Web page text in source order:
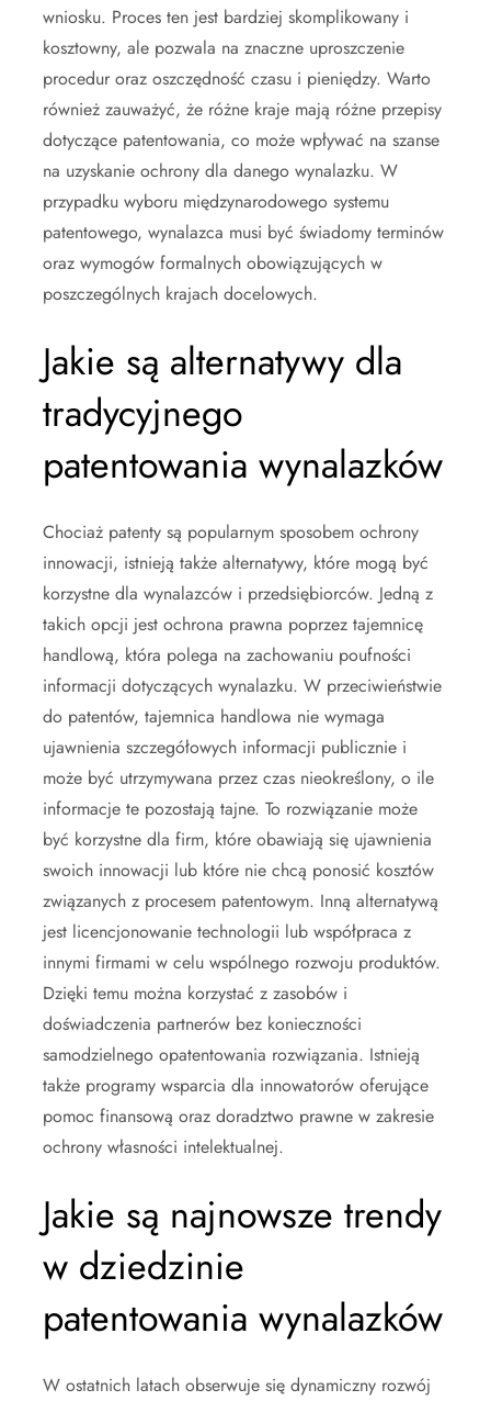
wniosku. Proces ten jest bardziej skomplikowany i
kosztowny, ale pozwala na znaczne uproszczenie
procedur oraz oszczędność czasu i pieniędzy. Warto
również zauważyć, że różne kraje mają różne przepisy
dotyczące patentowania, co może wpływać na szanse
na uzyskanie ochrony dla danego wynalazku. W
przypadku wyboru międzynarodowego systemu
patentowego, wynalazca musi być świadomy terminów
oraz wymogów formalnych obowiązujących w
poszczególnych krajach docelowych.
Jakie są alternatywy dla
tradycyjnego
patentowania wynalazków
Chociaż patenty są popularnym sposobem ochrony
innowacji, istnieją także alternatywy, które mogą być
korzystne dla wynalazców i przedsiębiorców. Jedną z
takich opcji jest ochrona prawna poprzez tajemnicę
handlową, która polega na zachowaniu poufności
informacji dotyczących wynalazku. W przeciwieństwie
do patentów, tajemnica handlowa nie wymaga
ujawnienia szczegółowych informacji publicznie i
może być utrzymywana przez czas nieokreślony, o ile
informacje te pozostają tajne. To rozwiązanie może
być korzystne dla firm, które obawiają się ujawnienia
swoich innowacji lub które nie chcą ponosić kosztów
związanych z procesem patentowym. Inną alternatywą
jest licencjonowanie technologii lub współpraca z
innymi firmami w celu wspólnego rozwoju produktów.
Dzięki temu można korzystać z zasobów i
doświadczenia partnerów bez konieczności
samodzielnego opatentowania rozwiązania. Istnieją
także programy wsparcia dla innowatorów oferujące
pomoc finansową oraz doradztwo prawne w zakresie
ochrony własności intelektualnej.
Jakie są najnowsze trendy
w dziedzinie
patentowania wynalazków
W ostatnich latach obserwuje się dynamiczny rozwój